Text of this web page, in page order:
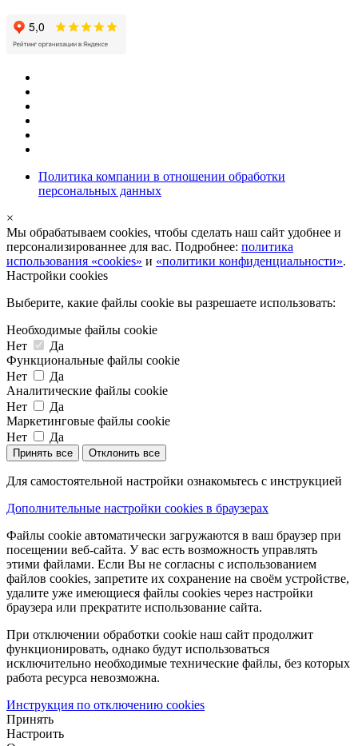
Политика компании в отношении обработки
персональных данных
×
Мы обрабатываем cookies, чтобы сделать наш сайт удобнее и
персонализированнее для вас. Подробнее: политика
использования «cookies» и «политики конфиденциальности».
Настройки cookies
Выберите, какие файлы cookie вы разрешаете использовать:
Необходимые файлы cookie
Нет
Да
Функциональные файлы cookie
Нет
Да
Аналитические файлы cookie
Нет
Да
Маркетинговые файлы cookie
Нет
Да
Принять все Отклонить все
Для самостоятельной настройки ознакомьтесь с инструкцией
Дополнительные настройки cookies в браузерах
Файлы cookie автоматически загружаются в ваш браузер при
посещении веб-сайта. У вас есть возможность управлять
этими файлами. Если Вы не согласны с использованием
файлов cookies, запретите их сохранение на своём устройстве,
удалите уже имеющиеся файлы cookies через настройки
браузера или прекратите использование сайта.
При отключении обработки cookie наш сайт продолжит
функционировать, однако будут использоваться
исключительно необходимые технические файлы, без которых
работа ресурса невозможна.
Инструкция по отключению cookies
Принять
Настроить